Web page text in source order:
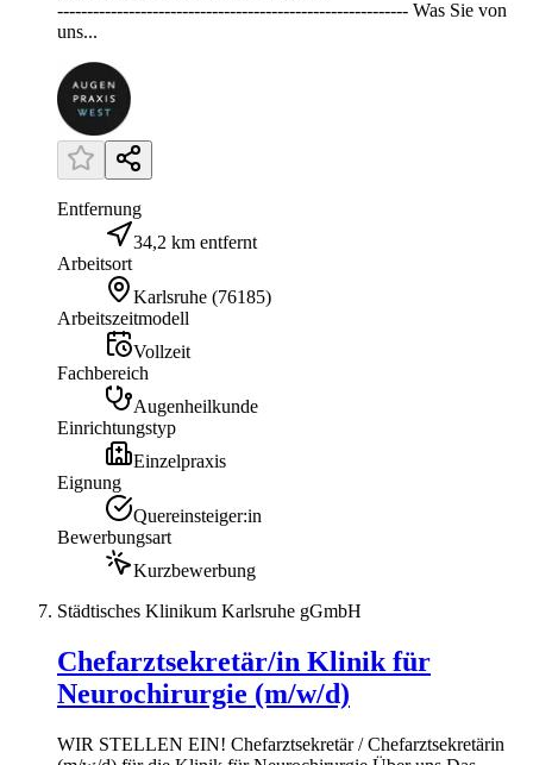
----------------------------------------------------------- Was Sie von
uns...
Entfernung
34,2 km entfernt
Arbeitsort
Karlsruhe (76185)
Arbeitszeitmodell
Vollzeit
Fachbereich
Augenheilkunde
Einrichtungstyp
Einzelpraxis
Eignung
Quereinsteiger:in
Bewerbungsart
Kurzbewerbung
Städtisches Klinikum Karlsruhe gGmbH
Chefarztsekretär/in Klinik für
Neurochirurgie (m/w/d)
WIR STELLEN EIN! Chefarztsekretär / Chefarztsekretärin